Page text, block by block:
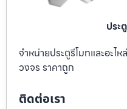
ประ
จำหน่ายประตูรีโมทและอะ
วงจร ราคาถูก
ติดต่อเรา